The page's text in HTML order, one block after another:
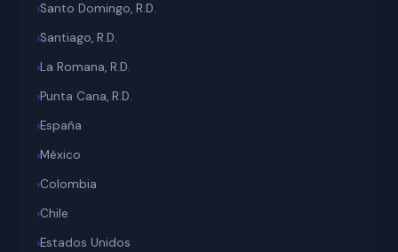
Santo Domingo, R.D.
Santiago, R.D.
La Romana, R.D.
Punta Cana, R.D.
España
México
Colombia
Chile
Estados Unidos